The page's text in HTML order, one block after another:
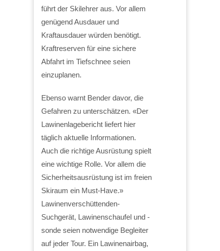
führt der Skilehrer aus. Vor allem
genügend Ausdauer und
Kraftausdauer würden benötigt.
Kraftreserven für eine sichere
Abfahrt im Tiefschnee seien
einzuplanen.
Ebenso warnt Bender davor, die
Gefahren zu unterschätzen. «Der
Lawinenlagebericht liefert hier
täglich aktuelle Informationen.
Auch die richtige Ausrüstung spielt
eine wichtige Rolle. Vor allem die
Sicherheitsausrüstung ist im freien
Skiraum ein Must-Have.»
Lawinenverschüttenden-
Suchgerät, Lawinenschaufel und -
sonde seien notwendige Begleiter
auf jeder Tour. Ein Lawinenairbag,